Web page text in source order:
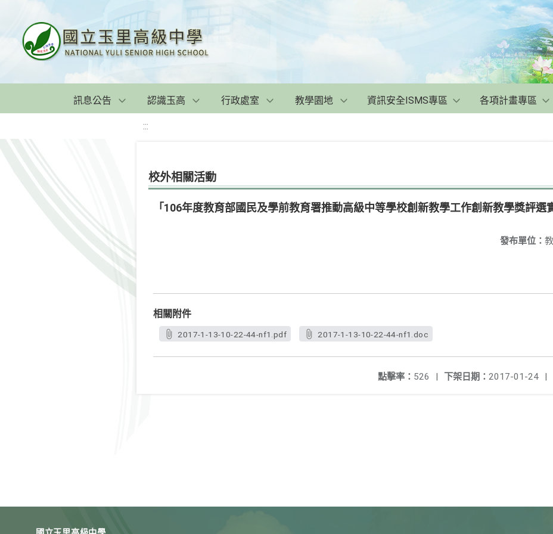
訊息公告 認識玉高 行政處室 教學園地 資訊安全ISMS專區 各項計畫專區
:::
校外相關活動
「106年度教育部國民及學前教育署推動高級中等學校創新教學工作創新教學獎評選
發布單位：
相關附件
2017-1-13-10-22-44-nf1.pdf 2017-1-13-10-22-44-nf1.doc
下架日期： 2017-01-24 |
點擊率： 526 |